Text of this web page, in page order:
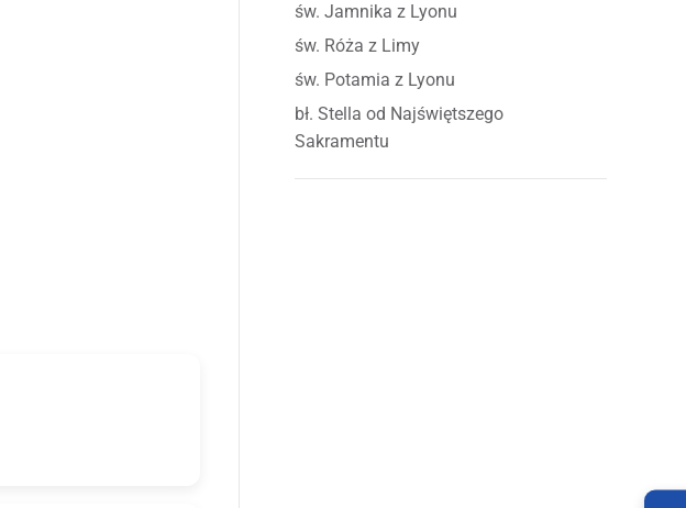
św. Jamnika z Lyonu
św. Róża z Limy
św. Potamia z Lyonu
bł. Stella od Najświętszego
Sakramentu